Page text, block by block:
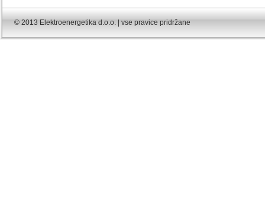
© 2013 Elektroenergetika d.o.o. | vse pravice pridržane